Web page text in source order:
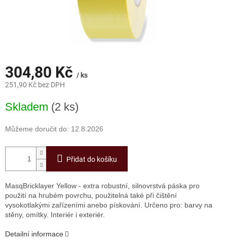
304,80 Kč / ks
251,90 Kč bez DPH
cena:
Skladem (2 ks)
Můžeme doručit do: 12.8.2026
Přidat do košíku
MasqBricklayer Yellow - extra robustní, silnovrstvá páska pro
použití na hrubém povrchu, použitelná také při čištění
vysokotlakými zařízeními anebo pískování. Určeno pro: barvy na
stěny, omítky. Interiér i exteriér.
Detailní informace